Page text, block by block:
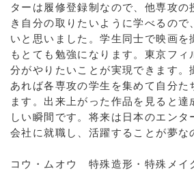
ターは履修登録制なので、他専攻の
き自分の取りたいように学べるので
いと思いました。学生同士で映画を
もとても勉強になります。東京フィ
分がやりたいことが実現できます。
あれば各専攻の学生を集めて自分た
ます。出来上がった作品を見ると達
しい瞬間です。将来は日本のエンタ
会社に就職し、活躍することが夢な
コウ・ムオウ 特殊造形・特殊メ